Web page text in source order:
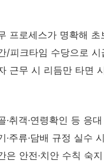
프로세스가 명확해 초
/피크타임 수당으로 시
근무 시 리듬만 타면
·취객·연령확인 등 응
·주류·담배 규정 실수
은 안전·치안 수칙 숙